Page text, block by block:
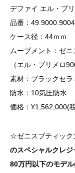
デファイ エル・プ
品番：
ケース径：44ｍｍ
ムーブメント：ゼ
（エル・プリメロ
素材：ブラックセラ
防水：10気圧防水
価格：¥1,562,000(
☆ゼニスブティック
のスペシャルクレジ
80万円以下のモデ